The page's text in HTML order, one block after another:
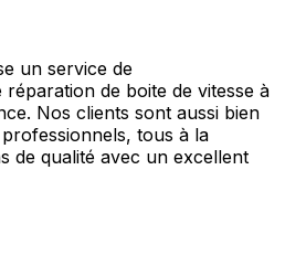
un service de
de boite de vitesse à
Nos clients sont aussi bien
tous à la
de qualité avec un excellent